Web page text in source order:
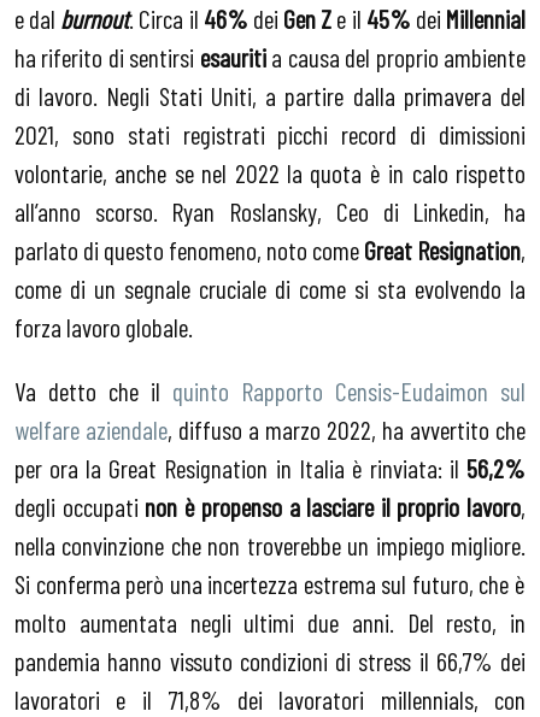
e dal burnout. Circa il 46% dei Gen Ze il 45% dei Millennial
ha riferito di sentirsi esauritia causa del proprio ambiente
di lavoro. Negli Stati Uniti, a partire dalla primavera del
2021, sono stati registrati picchi record di dimissioni
volontarie, anche se nel 2022 la quota è in calo rispetto
all’anno scorso. Ryan Roslansky, Ceo di Linkedin, ha
parlato di questo fenomeno, noto comeGreat Resignation,
come di un segnale cruciale di come si sta evolvendo la
forza lavoro globale.
Va detto che il quinto Rapporto Censis-Eudaimon sul
welfare aziendale, diffuso a marzo 2022, ha avvertito che
per ora la Great Resignation in Italia è rinviata: il 56,2%
degli occupati non è propenso a lasciare il proprio lavoro,
nella convinzione che non troverebbe un impiego migliore.
Si conferma però una incertezza estrema sul futuro, che è
molto aumentata negli ultimi due anni. Del resto, in
pandemia hanno vissuto condizioni di stress il 66,7% dei
lavoratori e il 71,8% dei lavoratori millennials, con